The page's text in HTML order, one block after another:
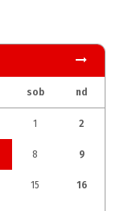
sob nd
1 2
8 9
15 16